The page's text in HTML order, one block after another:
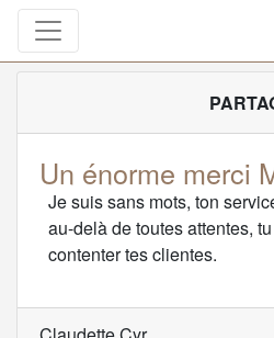
Un énorme merci
Je suis sans mots, ton
au-delà de toutes attentes,
contenter tes clientes.